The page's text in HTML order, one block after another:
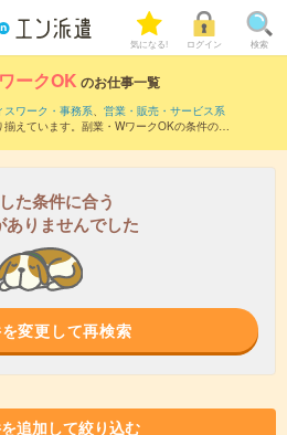
気になる! ログイン 検索
ークOK のお仕事一覧
スワーク・事務系、 営業・販売・サービス系
えています。副業・WワークOKの条件の他
た条件に合う
ありませんでした
変更して再検索
追加して絞り込む